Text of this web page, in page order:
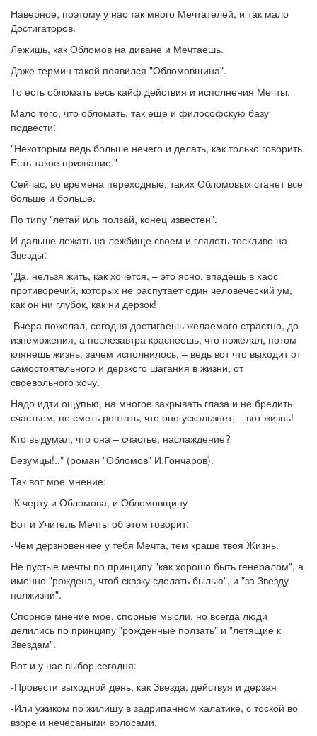
Наверное, поэтому у нас так много Мечтателей, и так мало
Достигаторов.
Лежишь, как Обломов на диване и Мечтаешь.
Даже термин такой появился "Обломовщина".
То есть обломать весь кайф действия и исполнения Мечты.
Мало того, что обломать, так еще и философскую базу
подвести:
"Некоторым ведь больше нечего и делать, как только говорить.
Есть такое призвание."
Сейчас, во времена переходные, таких Обломовых станет все
больше и больше.
По типу "летай иль ползай, конец известен".
И дальше лежать на лежбище своем и глядеть тоскливо на
Звезды:
"Да, нельзя жить, как хочется, – это ясно, впадешь в хаос
противоречий, которых не распутает один человеческий ум,
как он ни глубок, как ни дерзок!
Вчера пожелал, сегодня достигаешь желаемого страстно, до
изнеможения, а послезавтра краснеешь, что пожелал, потом
клянешь жизнь, зачем исполнилось, – ведь вот что выходит от
самостоятельного и дерзкого шагания в жизни, от
своевольного хочу.
Надо идти ощупью, на многое закрывать глаза и не бредить
счастьем, не сметь роптать, что оно ускользнет, – вот жизнь!
Кто выдумал, что она – счастье, наслаждение?
Безумцы!.." (роман "Обломов" И.Гончаров).
Так вот мое мнение:
-К черту и Обломова, и Обломовщину
Вот и Учитель Мечты об этом говорит:
-Чем дерзновеннее у тебя Мечта, тем краше твоя Жизнь.
Не пустые мечты по принципу "как хорошо быть генералом", а
именно "рождена, чтоб сказку сделать былью", и "за Звезду
полжизни".
Спорное мнение мое, спорные мысли, но всегда люди
делились по принципу "рожденные ползать" и "летящие к
Звездам".
Вот и у нас выбор сегодня:
-Провести выходной день, как Звезда, действуя и дерзая
-Или ужиком по жилищу в задрипанном халатике, с тоской во
взоре и нечесаными волосами.